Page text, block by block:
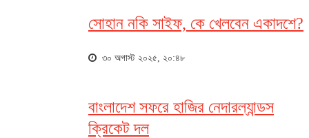
সোহান নকি সাইফ, কে খেলবেন একাদশে?
৩০ অগাস্ট ২০২৫, ২০:৪৮
বাংলাদেশ সফরে হাজির নেদারল্যান্ডস
ক্রিকেট দল